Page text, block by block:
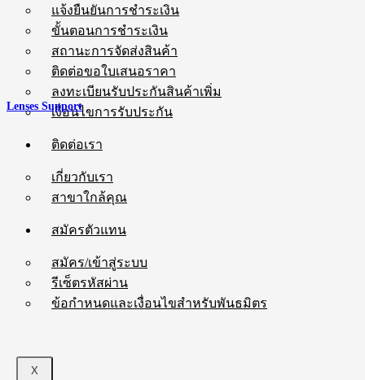
แจ้งยืนยันการชำระเงิน
ขั้นตอนการชำระเงิน
สถานะการจัดส่งสินค้า
ติดต่อขอใบเสนอราคา
ลงทะเบียนรับประกันสินค้าเพิ่ม
เงื่อนไขการรับประกัน
ติดต่อเรา
เกี่ยวกับเรา
สาขาใกล้คุณ
สมัครตัวแทน
สมัคร/เข้าสู่ระบบ
รีเซ็ตรหัสผ่าน
ข้อกำหนดและเงื่อนไขสำหรับพันธมิตร
X
Lenses Support